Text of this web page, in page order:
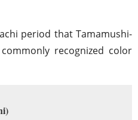
period that Tamamushi-
recognized color